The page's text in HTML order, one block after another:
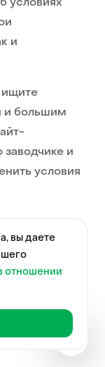
Краткая
условиях
и
ищите
и большим
и
условия
о
свои
вы даете
отношении